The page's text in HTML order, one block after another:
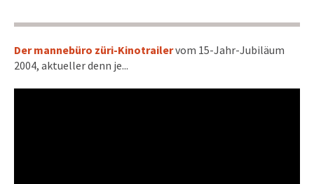
Der mannebüro züri-Kinotrailervom 15-Jahr-Jubiläum
2004, aktueller denn je...